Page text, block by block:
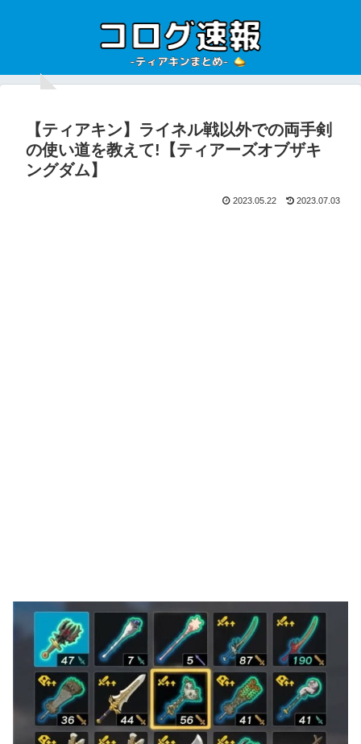
【ティアキン】ライネル戦以外での両手剣
の使い道を教えて!【ティアーズオブザキ
ングダム】
2023.05.22 2023.07.03